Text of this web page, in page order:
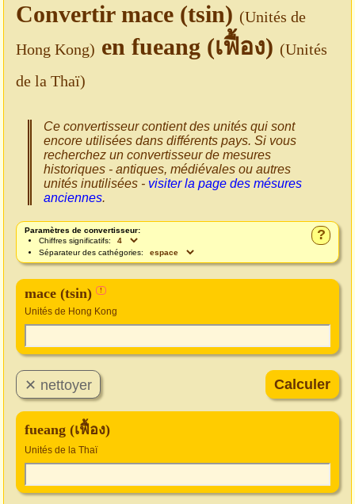
Convertir mace (tsin) (Unités de
Hong Kong) en fueang (เฟื้อง) (Unités
de la Thaï)
Ce convertisseur contient des unités qui sont
encore utilisées dans différents pays. Si vous
recherchez un convertisseur de mesures
historiques - antiques, médiévales ou autres
unités inutilisées - visiter la page des mésures
anciennes.
?
Paramètres de convertisseur:
Chiffres significatifs:
Séparateur des cathégories:
mace (tsin) !
Unités de Hong Kong
fueang (เฟื้อง)
Unités de la Thaï